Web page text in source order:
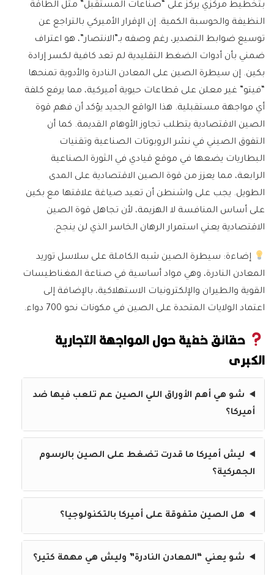
بتخطيط مركزي يركز على “صناعات المستقبل” مثل الطاقة
النظيفة والحوسبة الكمية. إن الإقرار الأميركي بالتراجع عن
توسيع ضوابط التصدير، رغم وصفه بـ”الانتصار”، هو اعتراف
ضمني بأن أدوات الضغط التقليدية لم تعد كافية لكسر إرادة
بكين. إن سيطرة الصين على المعادن النادرة والأدوية تمنحها
“فيتو” غير معلن على قطاعات حيوية أميركية، مما يرفع كلفة
أي مواجهة مستقبلية. هذا الواقع الجديد يؤكد أن فهم قوة
الصين الاقتصادية يتطلب تجاوز الأوهام القديمة. كما أن
التفوق الصيني في نشر الروبوتات الصناعية وتقنيات
البطاريات يضعها في موقع قيادي في الثورة الصناعية
الرابعة، مما يعزز من قوة الصين الاقتصادية على المدى
الطويل. يجب على واشنطن أن تعيد صياغة علاقتها مع بكين
على أساس المنافسة لا الهزيمة، لأن تجاهل قوة الصين
الاقتصادية يعني استمرار الرهان الخاسر الذي لن ينجح.
إضاءة: سيطرة الصين شبه الكاملة على سلاسل توريد
المعادن النادرة، وهي مواد أساسية في صناعة المغناطيسات
القوية والطيران والإلكترونيات الاستهلاكية، بالإضافة إلى
اعتماد الولايات المتحدة على الصين في مكونات نحو 700 دواء.
حقائق خفية حول المواجهة التجارية
الكبرى
شو هي أهم الأوراق اللي الصين عم تلعب فيها ضد
أميركا؟
ليش أميركا ما قدرت تضغط على الصين بالرسوم
الجمركية؟
هل الصين متفوقة على أميركا بالتكنولوجيا؟
شو يعني “المعادن النادرة” وليش هي مهمة كتير؟